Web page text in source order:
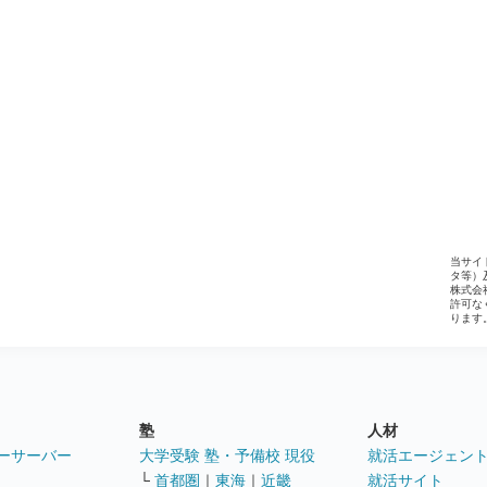
当サイ
タ等）
株式会
許可な
ります
サーバー
塾
大学受験 塾・予備校 現役
└ 首都圏 ｜ 東海 ｜ 近畿
人材
就活エージェン
就活サイト